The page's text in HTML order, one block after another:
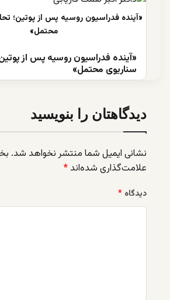
«آینده فدراسیون روسیه پس از
سناریوی محتمل»
دیدگاهتان را بنویسید
نشانی ایمیل شما منتشر نخواهد شد.
علامت‌گذاری شده‌اند *
دیدگاه *